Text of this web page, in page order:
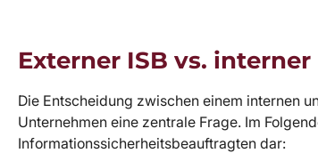
Externer ISB vs. interner
Die Entscheidung zwischen einem internen
Unternehmen eine zentrale Frage. Im
Informationssicherheitsbeauftragten dar: